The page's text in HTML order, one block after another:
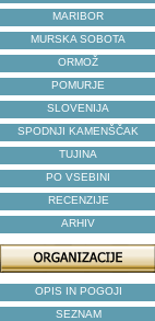
MARIBOR
MURSKA SOBOTA
ORMOŽ
POMURJE
SLOVENIJA
SPODNJI KAMENŠČAK
TUJINA
PO VSEBINI
RECENZIJE
ARHIV
OPIS IN POGOJI
SEZNAM